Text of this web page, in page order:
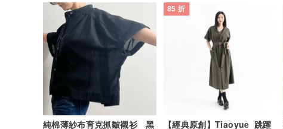
純棉薄紗布育克抓皺襯衫 黑
85 折
【經典原創】Tiaoyue_跳躍